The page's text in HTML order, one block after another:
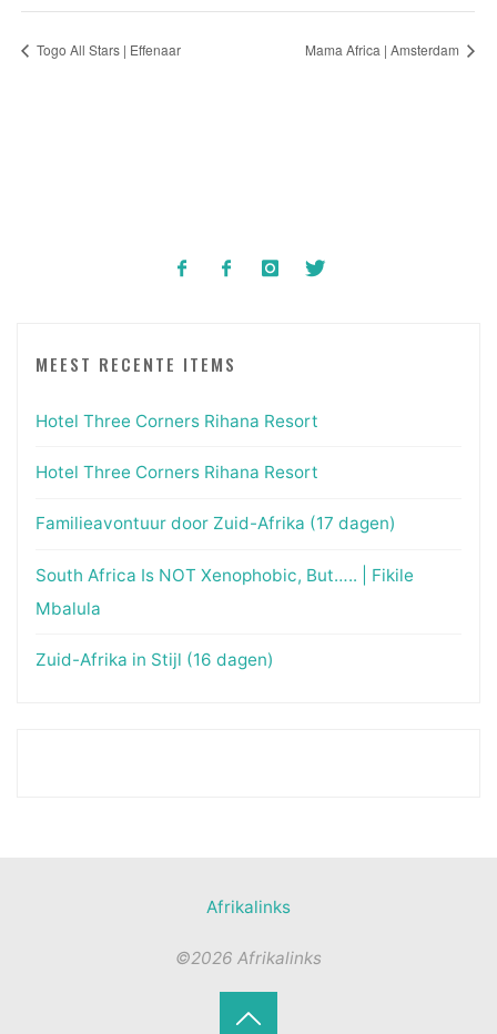
Togo All Stars | Effenaar Mama Africa | Amsterdam
MEEST RECENTE ITEMS
Hotel Three Corners Rihana Resort
Hotel Three Corners Rihana Resort
Familieavontuur door Zuid-Afrika (17 dagen)
South Africa Is NOT Xenophobic, But….. | Fikile
Mbalula
Zuid-Afrika in Stijl (16 dagen)
Afrikalinks
©2026 Afrikalinks